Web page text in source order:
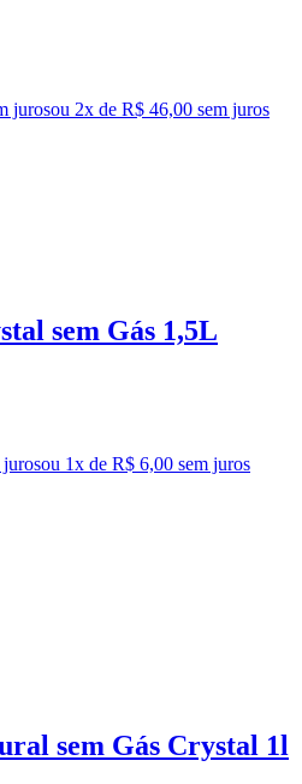
jurosou 2x de R$ 46,00 sem juros
sem Gás 1,5L
ou 1x de R$ 6,00 sem juros
sem Gás Crystal 1l